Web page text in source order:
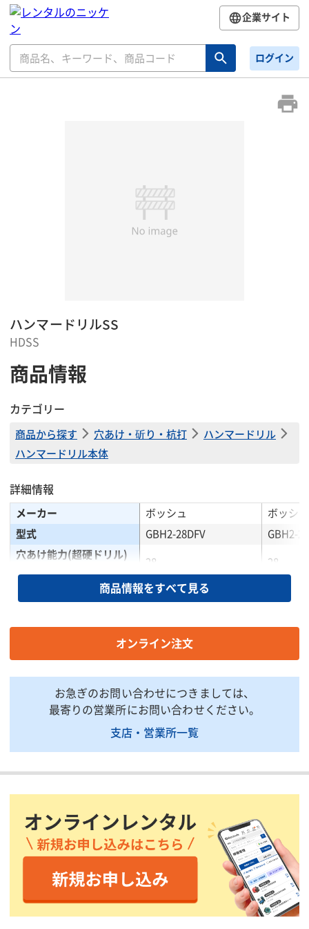
企業サイト
ログイン
ハンマードリルSS
HDSS
商品情報
カテゴリー
商品から探す 穴あけ・斫り・杭打
ハンマードリル
ハンマードリル本体
詳細情報
メーカー ボッシュ
ボッシュ
型式
GBH2-28DFV
GBH2-
穴あけ能力(超硬ドリル)
28 28
穴あけ能力(ダイヤモンド
穴あけ能力(鉄工)(mm) 13
13
穴あけ能力(木工)(mm)
30
9
消費電力(W)
850
0〜1300
打撃数(min-1)
0〜5100
0〜5100
全長(mm)
402
402
電源コード(m)
5
5
質量(kg)
掲載されている仕様は、代表的な機種です。実際に納品されるものとは異なる場合
がございます。詳しい仕様につきましては、最寄の営業所までお問い合わせ下さ
い。
商品説明・特徴
商品情報をすべて見る
オンライン注文
お急ぎのお問い合わせにつきましては、
最寄りの営業所にお問い合わせください。
支店・営業所一覧